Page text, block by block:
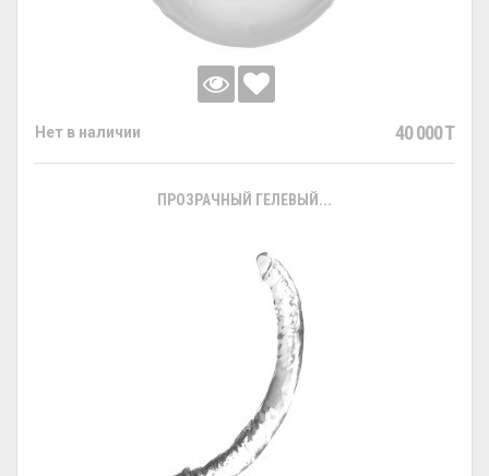
Нет в наличии 40 000 T
ПРОЗРАЧНЫЙ ГЕЛЕВЫЙ...